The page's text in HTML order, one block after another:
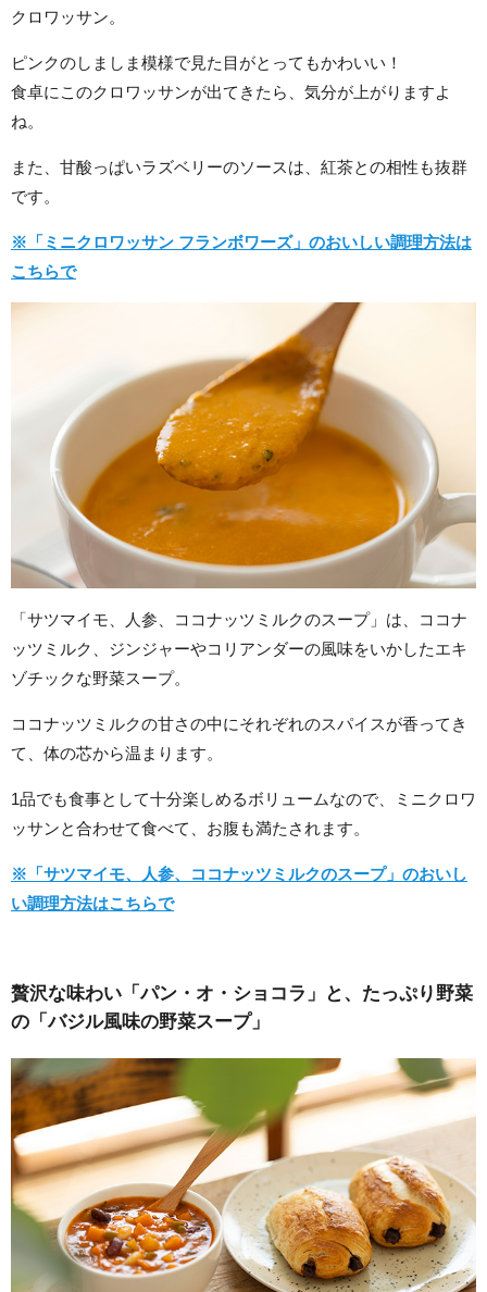
クロワッサン。
ピンクのしましま模様で見た目がとってもかわいい！
食卓にこのクロワッサンが出てきたら、気分が上がりますよ
ね。
また、甘酸っぱいラズベリーのソースは、紅茶との相性も抜群
です。
※「ミニクロワッサン フランボワーズ」のおいしい調理方法は
こちらで
「サツマイモ、人参、ココナッツミルクのスープ」は、ココナ
ッツミルク、ジンジャーやコリアンダーの風味をいかしたエキ
ゾチックな野菜スープ。
ココナッツミルクの甘さの中にそれぞれのスパイスが香ってき
て、体の芯から温まります。
1品でも食事として十分楽しめるボリュームなので、ミニクロワ
ッサンと合わせて食べて、お腹も満たされます。
※「サツマイモ、人参、ココナッツミルクのスープ」のおいし
い調理方法はこちらで
贅沢な味わい「パン・オ・ショコラ」と、たっぷり野菜
の「バジル風味の野菜スープ」